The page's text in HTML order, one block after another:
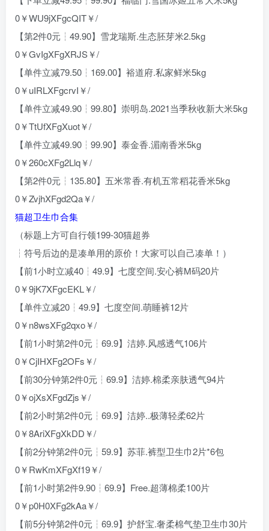
0￥WU9jXFgcQIT￥/
【第2件0元┆49.90】雪龙瑞斯.生态胚芽米2.5kg
0￥GvIgXFgXRJS￥/
【单件立减79.50┆169.00】裕道府.私家鲜米5kg
0￥uIRLXFgcrvI￥/
【单件立减49.90┆99.80】崇明岛.2021当季秋收新大米5kg
0￥TtUfXFgXuot￥/
【单件立减49.90┆99.90】泰金香.湄南香米5kg
0￥260cXFg2Llq￥/
【第2件0元┆135.80】五米常香.有机五常稻花香米5kg
0￥ZvjhXFgd2Qa￥/
猫超卫生巾合集
（标题上方可自行领199-30猫超券
┆符号后边的是凑单用的原价！大家可以自己凑单！）
【前1小时立减40┆49.9】七度空间.安心裤M码20片
0￥9jK7XFgcEKL￥/
【单件立减20┆49.9】七度空间.萌睡裤12片
0￥n8wsXFg2qxo￥/
【前1小时第2件0元┆69.9】洁婷.风感透气106片
0￥CjIHXFg2OFs￥/
【前30分钟第2件0元┆69.9】洁婷.棉柔亲肤透气94片
0￥ojXsXFgdZjs￥/
【前2小时第2件0元┆69.9】洁婷..极薄轻柔62片
0￥8AriXFgXkDD￥/
【前2分钟第2件0元┆59.9】苏菲.裤型卫生巾2片*6包
0￥RwKmXFgXf19￥/
【前1小时第2件9.90┆69.9】Free.超薄棉柔100片
0￥p0H0XFg2kAa￥/
【前5分钟第2件0元┆69.9】护舒宝.奢柔棉气垫卫生巾30片